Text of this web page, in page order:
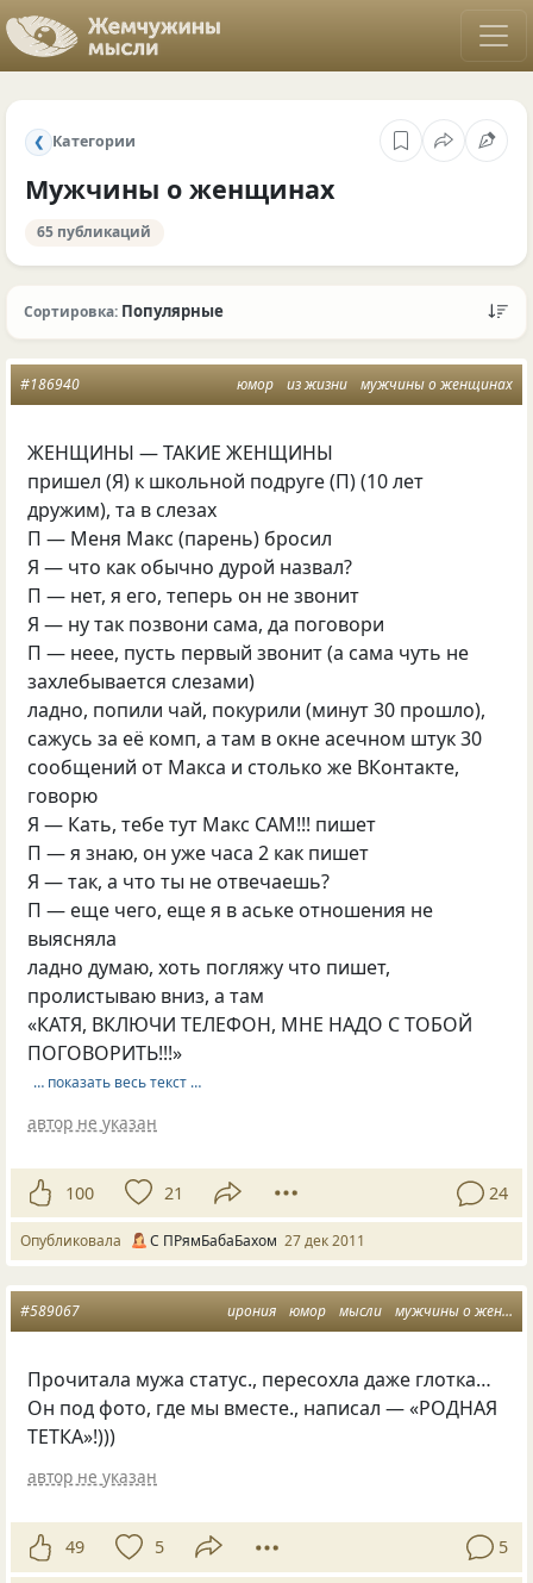
❮ Категории
Мужчины о женщинах
65 публикаций
Сортировка: Популярные
юмор из жизни мужчины о женщинах
#186940
ЖЕНЩИНЫ — ТАКИЕ ЖЕНЩИНЫ
пришел (Я) к школьной подруге (П) (10 лет
дружим), та в слезах
П — Меня Макс (парень) бросил
Я — что как обычно дурой назвал?
П — нет, я его, теперь он не звонит
Я — ну так позвони сама, да поговори
П — неее, пусть первый звонит (а сама чуть не
захлебывается слезами)
ладно, попили чай, покурили (минут 30 прошло),
сажусь за её комп, а там в окне асечном штук 30
сообщений от Макса и столько же ВКонтакте,
говорю
Я — Кать, тебе тут Макс САМ!!! пишет
П — я знаю, он уже часа 2 как пишет
Я — так, а что ты не отвечаешь?
П — еще чего, еще я в аське отношения не
выясняла
ладно думаю, хоть погляжу что пишет,
пролистываю вниз, а там
«КАТЯ, ВКЛЮЧИ ТЕЛЕФОН, МНЕ НАДО С ТОБОЙ
ПОГОВОРИТЬ!!!»
… показать весь текст …
автор не указан
100 21 24
Опубликовала С ПРямБабаБахом 27 дек 2011
ирония юмор мысли мужчины о женщинах
#589067
Прочитала мужа статус., пересохла даже глотка…
Он под фото, где мы вместе., написал — «РОДНАЯ
ТЕТКА»!)))
автор не указан
49 5 5